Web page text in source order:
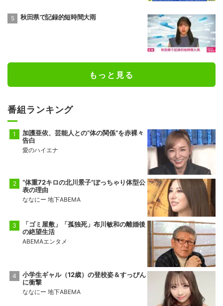
秋田県で記録的短時間大雨
もっと見る
番組ランキング
加護亜依、芸能人との“体の関係”を赤裸々
告白
愛のハイエナ
“体重72キロの北川景子”ぽっちゃり体型公
表の理由
ななにー 地下ABEMA
「ゴミ屋敷」「孤独死」布川敏和の離婚後
の絶望生活
ABEMAエンタメ
小学生ギャル（12歳）の登校姿＆すっぴん
に衝撃
ななにー 地下ABEMA